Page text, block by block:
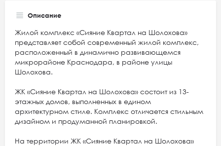
Описание
Жилой комплекс «Сияние Квартал на Шолохова»
представляет собой современный жилой комплекс,
расположенный в динамично развивающемся
микрорайоне Краснодара, в районе улицы
Шолохова.
ЖК «Сияние Квартал на Шолохова» состоит из 13-
этажных домов, выполненных в едином
архитектурном стиле. Комплекс отличается стильным
дизайном и продуманной планировкой.
На территории ЖК «Сияние Квартал на Шолохова»